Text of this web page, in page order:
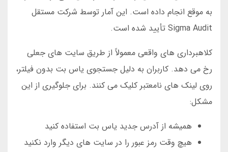
به موقع انجام داده است. این آمار توسط شرکت مستقل
Sigma Audit تأیید شده است.
کلاهبرداری های واقعی معمولاً از طریق سایت های جعلی
رخ می دهد. کاربران به دلیل جستجوی یاس بت بدون فیلتر،
روی لینک های نامعتبر کلیک می کنند. برای جلوگیری از این
مشکل:
همیشه از آدرس جدید یاس بت استفاده کنید
هیچ وقت رمز عبور را در سایت های دیگر وارد نکنید